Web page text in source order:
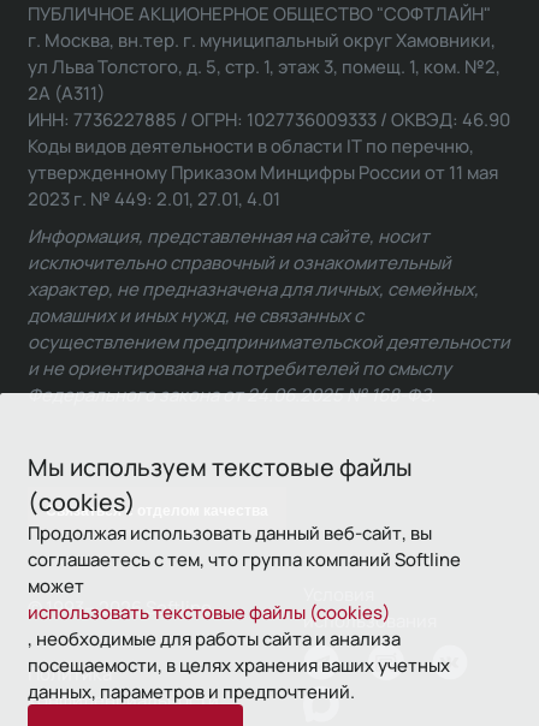
Мы используем текстовые файлы
(cookies)
Продолжая использовать данный веб-сайт, вы
соглашаетесь с тем, что группа компаний Softline
может
использовать текстовые файлы (cookies)
, необходимые для работы сайта и анализа
посещаемости, в целях хранения ваших учетных
данных, параметров и предпочтений.
Связаться с отделом качества
ПУБЛИЧНОЕ АКЦИОНЕРНОЕ ОБЩЕСТВО "СОФТЛАЙН"
г. Москва, вн.тер. г. муниципальный округ Хамовники,
ул Льва Толстого, д. 5, стр. 1, этаж 3, помещ. 1, ком. №2,
2А (А311)
ИНН: 7736227885 / ОГРН: 1027736009333 / ОКВЭД: 46.90
Коды видов деятельности в области IT по перечню,
утвержденному Приказом Минцифры России от 11 мая
2023 г. № 449: 2.01, 27.01, 4.01
Информация, представленная на сайте, носит
исключительно справочный и ознакомительный
характер, не предназначена для личных, семейных,
домашних и иных нужд, не связанных с
осуществлением предпринимательской деятельности
и не ориентирована на потребителей по смыслу
Федерального закона от 24.06.2025 № 168-ФЗ.
© 1993—2026 Softline
использования
Политика
конфиденциальности